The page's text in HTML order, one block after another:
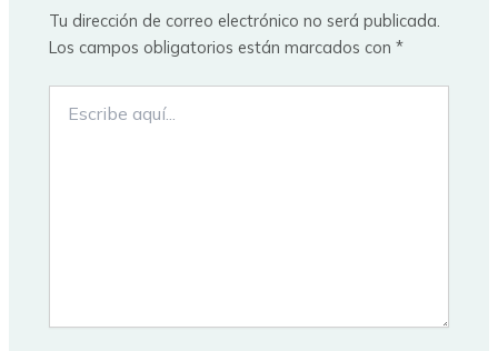
Tu dirección de correo electrónico no será publicada.
Los campos obligatorios están marcados con*
aquí...